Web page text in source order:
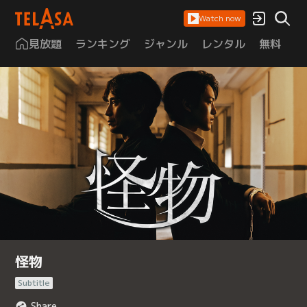
Watch now
見放題 ランキング ジャンル レンタル 無料
怪物
Subtitle